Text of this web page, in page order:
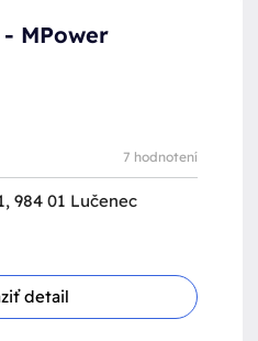
MPower
7 hodnotení
984 01 Lučenec
detail